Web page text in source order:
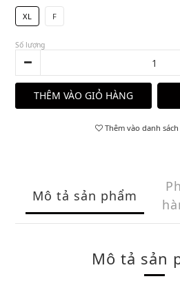
XL F
Số lượng
THÊM VÀO GIỎ HÀNG
Thêm vào danh
Mô tả sản phẩm
Mô tả sản